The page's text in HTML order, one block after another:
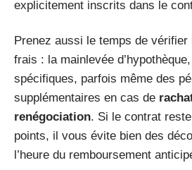
explicitement inscrits dans le
Prenez aussi le temps de vérifier
frais : la mainlevée
spécifiques, parfois même des
supplémentaires en cas de
renégociation. Si le contrat
points, il vous évite bien des
l’heure du remboursement